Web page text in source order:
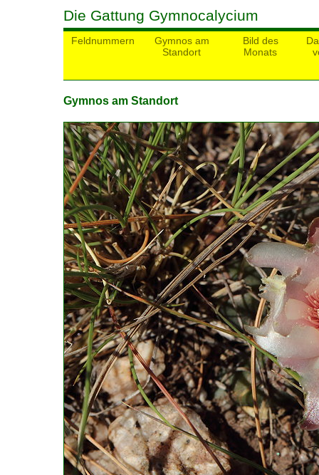
Die Gattung Gymnocalycium
Feldnummern
Gymnos am
Standort
Bild des
Monats
Gymnos am Standort